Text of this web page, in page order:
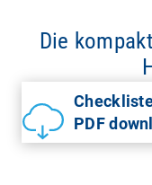
Die
PDF